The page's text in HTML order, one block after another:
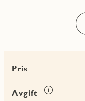
livssituationer. Det
erbjuder gott om
stor matgrupp där
tydligt avgränsade
Från bostaden nås
förlängning av
finns plats för både
Pris
Avgift
Läs